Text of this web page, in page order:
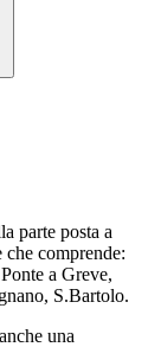
parte posta a
comprende:
a Greve,
S.Bartolo.
una